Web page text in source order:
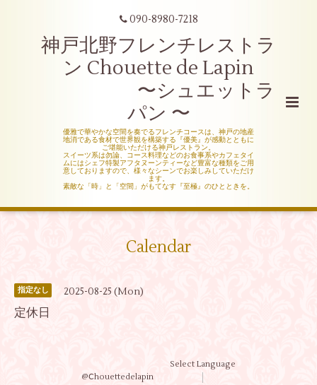
090-8980-7218
神戸北野フレンチレストラ
ン Chouette de Lapin
〜シュエットラ
パン 〜
優雅で華やかな空間を奏でるフレンチコースは、神戸の地産
地消である食材で世界観を構築する『優美』が感動とともに
ご堪能いただける神戸レストラン。
スイーツ系は勿論、コース料理などのお食事系やカフェタイ
ムにはシェフ特製アフタヌーンティーなど豊富な種類をご用
意しておりますので、様々なシーンでお楽しみしていただけ
ます。
素敵な「時」と「空間」がもてなす『至極』のひとときを。
Calendar
指定なし 2025-08-25 (Mon)
定休日
@Ⅽhouettedelapin
Select Language